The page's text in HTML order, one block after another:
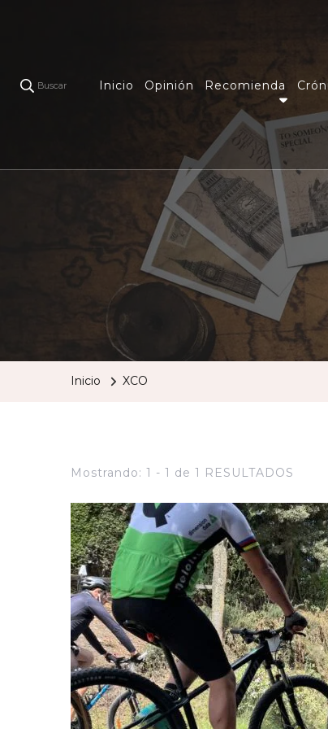
Buscar Inicio Opinión Recomienda
Inicio XCO
Mostrando: 1 - 1 de 1 RESULTADOS